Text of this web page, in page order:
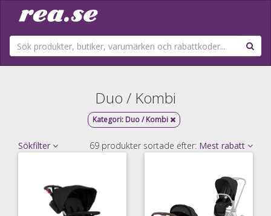
Duo / Kombi
Kategori: Duo / Kombi
Sökfilter 69 produkter sortade efter: Mest rabatt